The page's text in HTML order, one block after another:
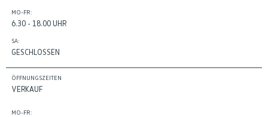
MO-FR:
6.30 - 18.00 UHR
SA:
GESCHLOSSEN
ÖFFNUNGSZEITEN
VERKAUF
MO-FR: